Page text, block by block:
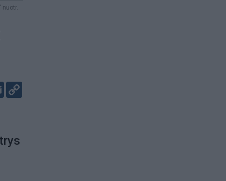
nuotr.
Email